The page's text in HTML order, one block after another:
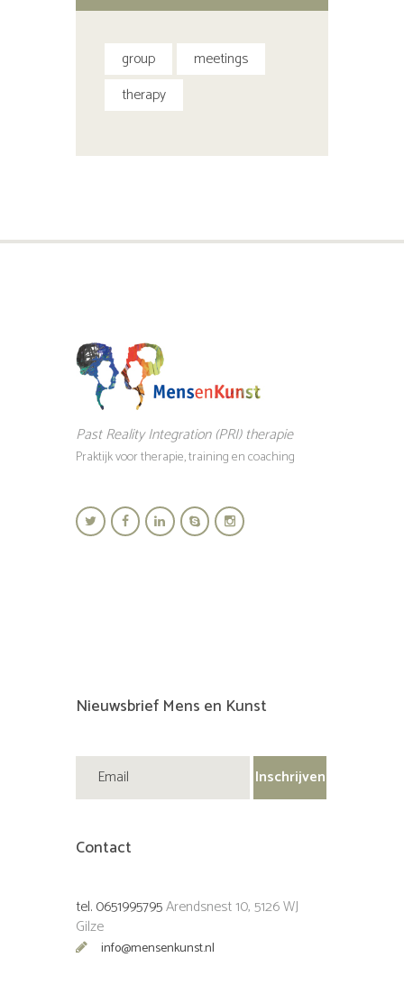
group
meetings
therapy
Past Reality Integration (PRI) therapie
Praktijk voor therapie, training en coaching
Nieuwsbrief Mens en Kunst
Contact
tel. 0651995795Arendsnest 10, 5126 WJ
Gilze
info@mensenkunst.nl